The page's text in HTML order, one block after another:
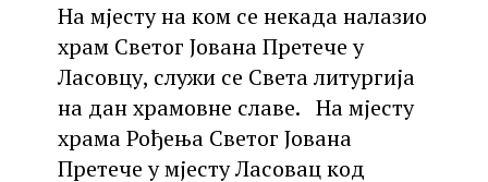
На мјесту на ком се некада налазио
храм Светог Јована Претече у
Ласовцу, служи се Света литургија
на дан храмовне славе. На мјесту
храма Рођења Светог Јована
Претече у мјесту Ласовац код